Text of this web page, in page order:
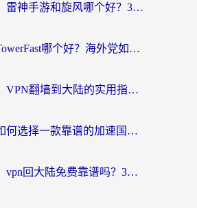
海外党必看：雷神手游和旋风哪个好？3分钟选对回国加速器，无缝刷国内剧玩游戏
斧牛和快塔TowerFast哪个好？海外党如何选对回国加速器
海外党必看：VPN翻墙到大陆的实用指南——从看CCTV5到选加速器，一篇全搞定
身在海外，如何选择一款靠谱的加速国内网络的加速器？
海外党必看：vpn回大陆免费靠谱吗？3步选对加速器实现无缝刷国内资源